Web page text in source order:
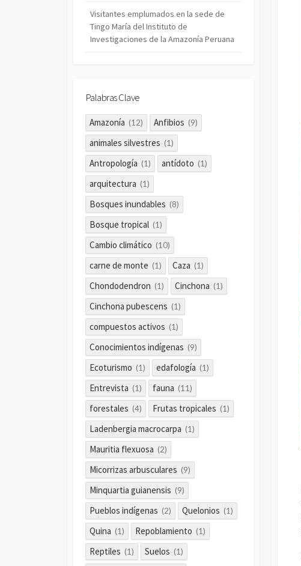
Visitantes emplumados en la sede de
Tingo María del Instituto de
Investigaciones de la Amazonía Peruana
Palabras Clave
Amazonía (12) Anfibios (9)
animales silvestres (1)
Antropología (1) antídoto (1)
arquitectura (1)
Bosques inundables (8)
Bosque tropical (1)
Cambio climático (10)
carne de monte (1) Caza (1)
Chondodendron (1) Cinchona (1)
Cinchona pubescens (1)
compuestos activos (1)
Conocimientos indígenas (9)
Ecoturismo (1) edafología (1)
Entrevista (1) fauna (11)
forestales (4) Frutas tropicales (1)
Ladenbergia macrocarpa (1)
Mauritia flexuosa (2)
Micorrizas arbusculares (9)
Minquartia guianensis (9)
Pueblos indígenas (2) Quelonios (1)
Quina (1) Repoblamiento (1)
Reptiles (1) Suelos (1)